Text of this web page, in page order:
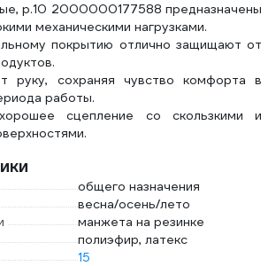
р.10 2000000177588 предназначены
механическими нагрузками.
покрытию отлично защищают от
руку, сохраняя чувство комфорта в
работы.
сцепление со скользкими и
общего назначения
весна/осень/лето
манжета на резинке
полиэфир, латекс
15